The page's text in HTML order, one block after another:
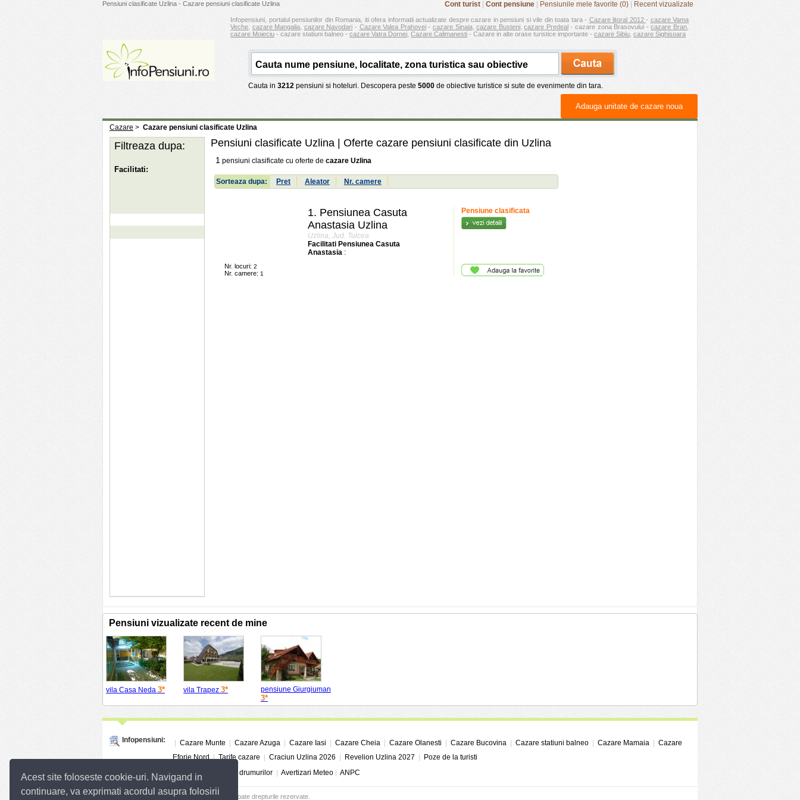
Acest site foloseste cookie-uri. Navigand in
continuare, va exprimati acordul asupra folosirii
Pensiuni clasificate Uzlina - Cazare pensiuni clasificate Uzlina Cont turist Cont pensiune Pensiunile mele favorite (0) Recent vizualizate
Infopensiuni, portalul pensiunilor din Romania, iti ofera informatii actualizate despre cazare in pensiuni si vile din toata tara - Cazare litoral 2012 - cazare Vama
Veche cazare Mangalia cazare Navodari - Cazare Valea Prahovei- cazare Sinaia,cazare Busteni,cazare Predeal- cazare zona Brasovului -cazare Bran
cazare Moieciu - cazare statiuni balneo - cazare Vatra Dornei Cazare Calimanesti - Cazare in alte orase turistice importante - cazare Sibiu cazare Sighisoara
Cauta in 3212 pensiuni si hoteluri. Descopera peste 5000 de obiective turistice si sute de evenimente din tara.
Adauga unitate de cazare noua
Cazare > Cazare pensiuni clasificate Uzlina
Pensiuni clasificate Uzlina | Oferte cazare pensiuni clasificate din Uzlina
1 pensiuni clasificate cu oferte de cazare Uzlina
Sorteaza dupa: Pret Aleator Nr. camere
1. Pensiunea Casuta
Anastasia Uzlina
Uzlina, Jud. Tulcea
Facilitati Pensiunea Casuta
Anastasia :
Nr. locuri: 2
Nr. camere: 1
Pensiune clasificata
Filtreaza dupa:
Facilitati:
Pensiuni vizualizate recent de mine
vila Casa Neda 3* vila Trapez 3* pensiune Giurgiuman
3*
Infopensiuni: Cazare Munte Cazare Azuga Cazare Iasi Cazare Cheia Cazare Olanesti Cazare Bucovina Cazare statiuni balneo Cazare Mamaia
Cazare
Eforie Nord|Tarife cazare Craciun Uzlina 2026 Revelion Uzlina 2027
Poze de la turisti
Linkuri utile:
Info Trafic Situatia drumurilor Avertizari Meteo ANPC
© 2004 - 2026SC InfoTurism Media SRL. Toate drepturile rezervate.